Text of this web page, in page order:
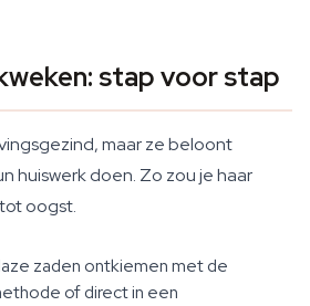
stap voor stap
maar ze beloont
huiswerk doen. Zo zou je haar
oogst.
zaden ontkiemen met de
of direct in een